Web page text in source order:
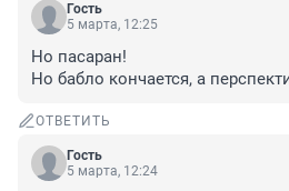
Гость
5 марта, 12:25
Но пасаран!
Но бабло кончается, а
ОТВЕТИТЬ
Гость
5 марта, 12:24